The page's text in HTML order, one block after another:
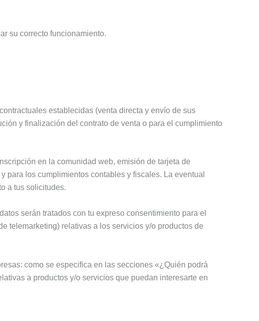
su correcto funcionamiento.
establecidas (venta directa y envío de sus
y finalización del contrato de venta o para el cumplimiento
en la comunidad web, emisión de tarjeta de
para los cumplimientos contables y fiscales. La eventual
a tus solicitudes.
serán tratados con tu expreso consentimiento para el
telemarketing) relativas a los servicios y/o productos de
como se especifica en las secciones «¿Quién podrá
a productos y/o servicios que puedan interesarte en